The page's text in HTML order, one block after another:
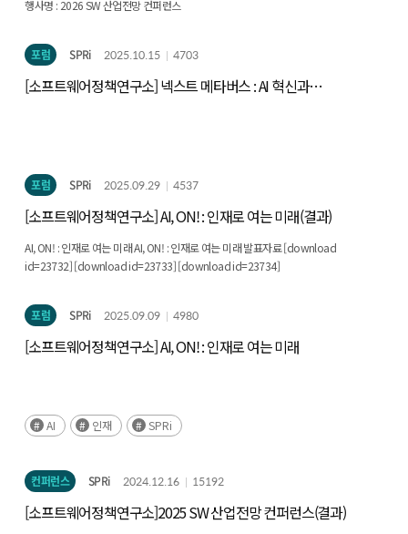
행사명 : 2026 SW 산업전망 컨퍼런스
주제 :인공지능, 소프트웨어 그리고 대전환!
일시 :2025.12. 2.(화) / 12:00 ~ 17:30
포럼 SPRi 2025.10.15 4703
[소프트웨어정책연구소] 넥스트 메타버스 : AI 혁신과
포럼 SPRi 2025.09.29 4537
[소프트웨어정책연구소] AI, ON! : 인재로 여는 미래(결과)
AI, ON! : 인재로 여는 미래 AI, ON! : 인재로 여는 미래 발표자료 [download
id=23732] [download id=23733] [download id=23734]
포럼 SPRi 2025.09.09 4980
[소프트웨어정책연구소] AI, ON! : 인재로 여는 미래
AI 인재 SPRi
컨퍼런스 SPRi 2024.12.16 15192
[소프트웨어정책연구소]2025 SW 산업전망 컨퍼런스(결과)